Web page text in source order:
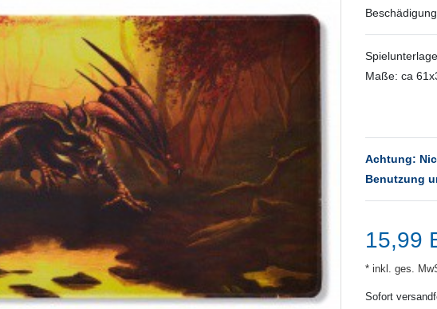
Maße: ca
Achtung:
Benutzung
15,99
* inkl. ges.
Sofort